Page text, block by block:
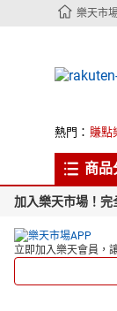
樂天市
熱門： 賺點
商品
加入樂天市場！完
立即加入樂天會員，